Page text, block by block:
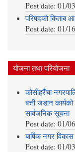
Post date:01/
परिषदको
Post date:01/
योजना तथा परियोजना
कोसीहरैँचा
बत्ती जडान
सार्वजनिक सूचना
Post date:01/
बार्षिक नगर
Post date:01/